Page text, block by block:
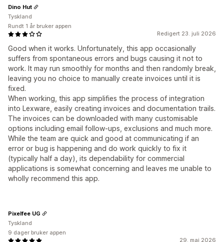
Redigert 23. juli 2026
Good when it works. Unfortunately, this app occasionally
suffers from spontaneous errors and bugs causing it not to
work. It may run smoothly for months and then randomly break,
leaving you no choice to manually create invoices until it is
fixed.
When working, this app simplifies the process of integration
into Lexware, easily creating invoices and documentation trails.
The invoices can be downloaded with many customisable
options including email follow-ups, exclusions and much more.
While the team are quick and good at communicating if an
error or bug is happening and do work quickly to fix it
(typically half a day), its dependability for commercial
applications is somewhat concerning and leaves me unable to
wholly recommend this app.
Dino Hut
Tyskland
Rundt 1 år bruker appen
29. mai 2026
Pixelfee UG
Tyskland
9 dager bruker appen